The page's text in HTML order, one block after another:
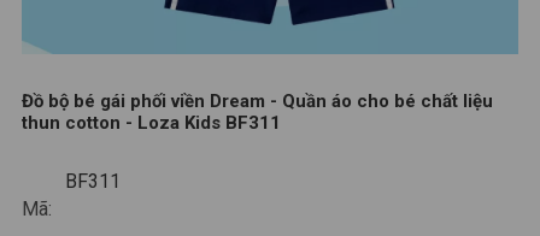
Đồ bộ bé gái phối viền Dream - Quần áo cho bé chất liệu
thun cotton - Loza Kids BF311
Mã:
BF311